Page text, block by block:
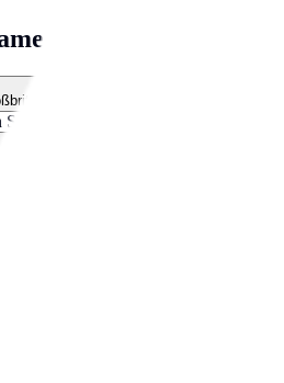
in Großbritannien
erforschen?
lokale Archive in Großbritannien
Erbe
– sie sind Fenster in die
50 Nachnamen bietet einen
an der reichen Namenstradition.